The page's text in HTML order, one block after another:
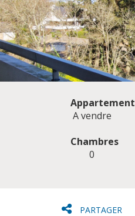
Appartement
A vendre
Chambres
0
PARTAGER